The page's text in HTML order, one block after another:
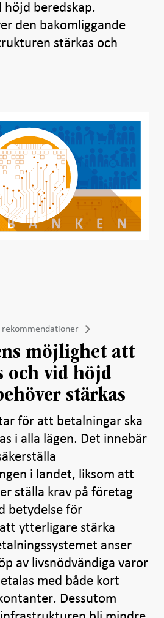
höjd beredskap.
den bakomliggande
stärkas och
rekommendationer
möjlighet att
och vid höjd
stärkas
för att betalningar ska
i alla lägen. Det innebär
i landet, liksom att
ställa krav på företag
betydelse för
ytterligare stärka
anser
av livsnödvändiga varor
med både kort
Dessutom